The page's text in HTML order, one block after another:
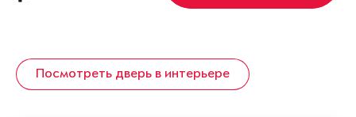
Посмотреть дверь в интерьере